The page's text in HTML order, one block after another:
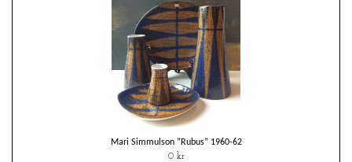
Mari Simmulson ”Rubus” 1960-62
0 kr